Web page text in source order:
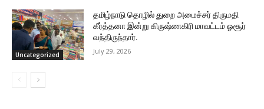
Uncategorized
தமிழ்நாடு தொழில் துறை அமைச்சர் திருமதி
கீர்த்தனா இன்று கிருஷ்ணகிரி மாவட்டம் ஓசூர்
வந்திருந்தார்.
July 29, 2026